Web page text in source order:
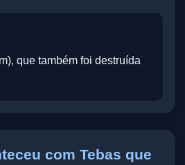
que também foi destruída
com Tebas que